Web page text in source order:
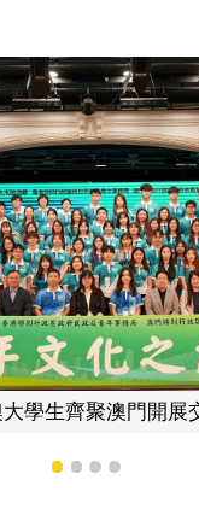
1 2 3 4